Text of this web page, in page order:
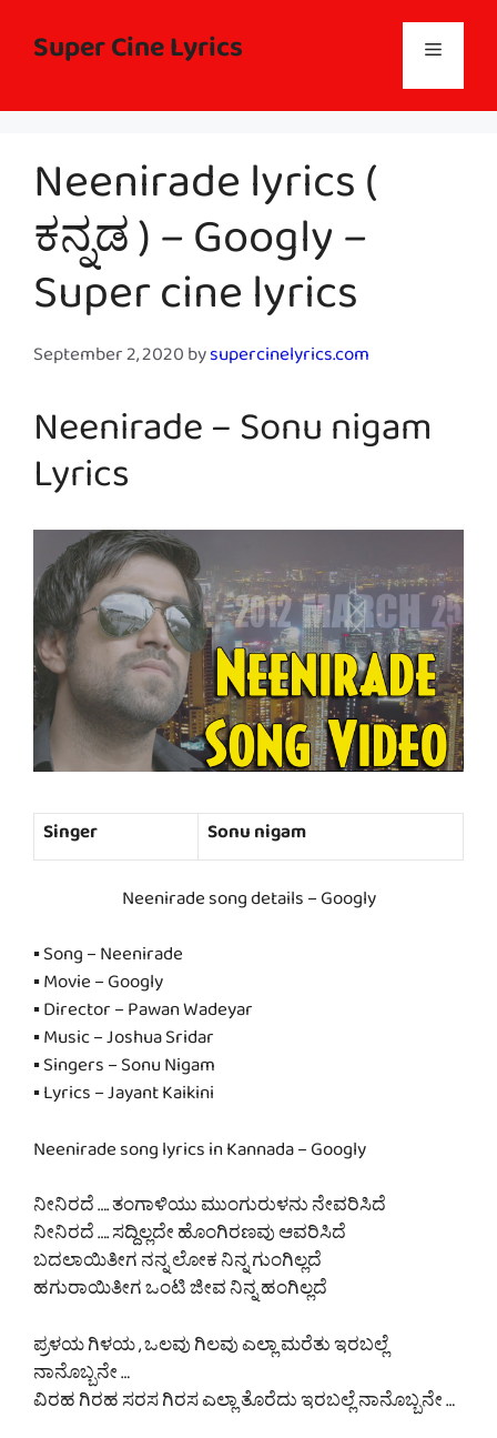
contentSuper Cine Lyrics Menu
Neenirade lyrics (
ಕನ್ನಡ ) – Googly –
Super cine lyrics
September 2, 2020bysupercinelyrics.com
Neenirade – Sonu nigam
Lyrics
Singer
Sonu nigam
Neenirade song details – Googly
▪ Song – Neenirade
▪ Movie – Googly
▪ Director – Pawan Wadeyar
▪ Music – Joshua Sridar
▪ Singers – Sonu Nigam
▪ Lyrics – Jayant Kaikini
Neenirade song lyrics in Kannada – Googly
ನೀನಿರದೆ …. ತಂಗಾಳಿಯು ಮುಂಗುರುಳನು ನೇವರಿಸಿದೆ
ನೀನಿರದೆ …. ಸದ್ದಿಲ್ಲದೇ ಹೊಂಗಿರಣವು ಆವರಿಸಿದೆ
ಬದಲಾಯಿತೀಗ ನನ್ನ ಲೋಕ ನಿನ್ನ ಗುಂಗಿಲ್ಲದೆ
ಹಗುರಾಯಿತೀಗ ಒಂಟಿ ಜೀವ ನಿನ್ನ ಹಂಗಿಲ್ಲದೆ
ಪ್ರಳಯ ಗಿಳಯ , ಒಲವು ಗಿಲವು ಎಲ್ಲಾ ಮರೆತು ಇರಬಲ್ಲೆ
ನಾನೊಬ್ಬನೇ …
ವಿರಹ ಗಿರಹ ಸರಸ ಗಿರಸ ಎಲ್ಲಾ ತೊರೆದು ಇರಬಲ್ಲೆ ನಾನೊಬ್ಬನೇ …